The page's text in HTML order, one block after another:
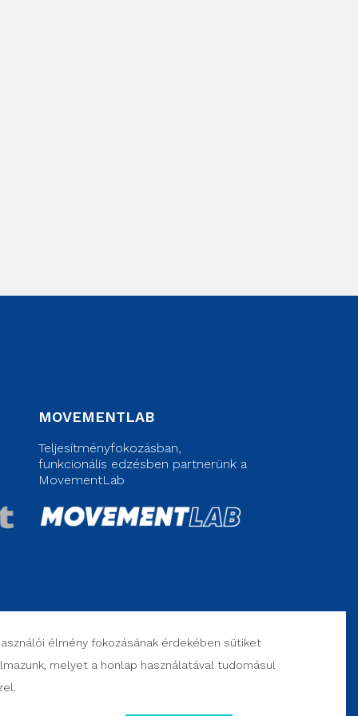
MOVEMENTLAB
Teljesítményfokozásban,
funkcionális edzésben partnerünk a
MovementLab
élmény fokozásának érdekében sütiket
melyet a honlap használatával tudomásul